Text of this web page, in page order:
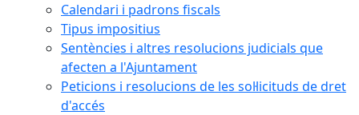
Calendari i padrons fiscals
Tipus impositius
Sentències i altres resolucions judicials que
afecten a l'Ajuntament
Peticions i resolucions de les sol·licituds de dret
d'accés